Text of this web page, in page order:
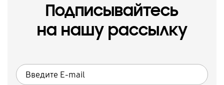
Подписывайтесь
на нашу рассылку